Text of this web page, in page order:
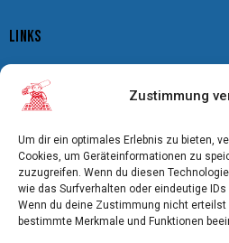
Zustimmung
Um dir ein optimales Erlebnis zu bieten,
Cookies, um Geräteinformationen zu
zuzugreifen. Wenn du diesen
wie das Surfverhalten oder eindeutige
Wenn du deine Zustimmung nicht
bestimmte Merkmale und Funktionen
LINKS
Impressum
Datenschutz
AGBs
Bildnachweis
Freistellung